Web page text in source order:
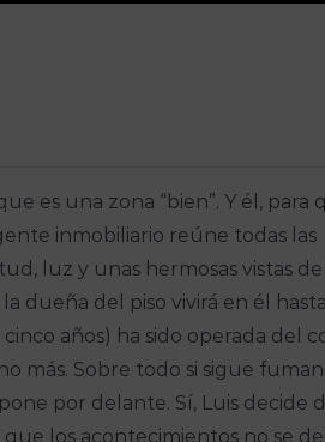
es una zona “bien”. Y él, para
inmobiliario reúne todas las
luz y unas hermosas vistas de
dueña del piso vivirá en él
años) ha sido operada del
más. Sobre todo si sigue
por delante. Sí, Luis decide
los acontecimientos no se